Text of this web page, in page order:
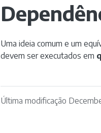
Uma ideia comum e um
devem ser executados em
Última modificação